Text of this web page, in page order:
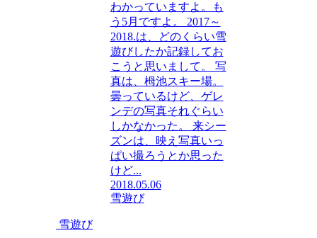
わかっていますよ。も
う5月ですよ。 2017～
2018.は、どのくらい雪
遊びしたか記録してお
こうと思いまして。 写
真は、栂池スキー場。
曇っているけど、ゲレ
ンデの写真それぐらい
しかなかった。 来シー
ズンは、映え写真いっ
ぱい撮ろうとか思った
けど...
2018.05.06
雪遊び
雪遊び